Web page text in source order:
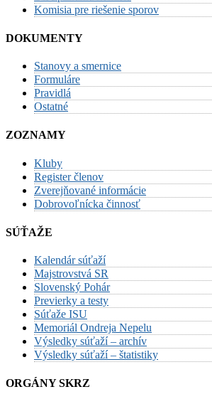
Komisia pre riešenie sporov
DOKUMENTY
Stanovy a smernice
Formuláre
Pravidlá
Ostatné
ZOZNAMY
Kluby
Register členov
Zverejňované informácie
Dobrovoľnícka činnosť
SÚŤAŽE
Kalendár súťaží
Majstrovstvá SR
Slovenský Pohár
Previerky a testy
Súťaže ISU
Memoriál Ondreja Nepelu
Výsledky súťaží – archív
Výsledky súťaží – štatistiky
ORGÁNY SKRZ